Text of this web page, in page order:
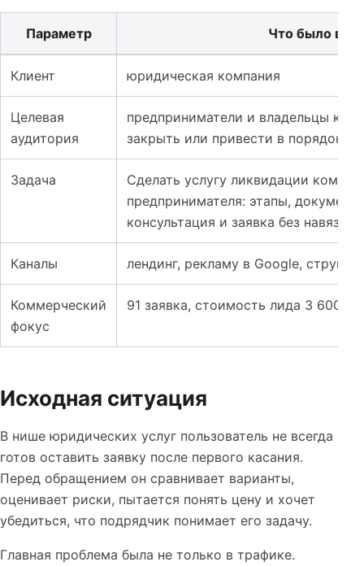
Параметр Что было в
Клиент юридическая компания
Целевая
аудитория
предприниматели и владельцы
закрыть или привести в порядок
Задача
Сделать услугу ликвидации
предпринимателя: этапы,
консультация и заявка без
Каналы лендинг, рекламу в Google,
Коммерческий
фокус
91 заявка, стоимость лида 3 600 ₸,
Исходная ситуация
В нише юридических услуг пользователь не всегда
готов оставить заявку после первого касания.
Перед обращением он сравнивает варианты,
оценивает риски, пытается понять цену и хочет
убедиться, что подрядчик понимает его задачу.
Главная проблема была не только в трафике.